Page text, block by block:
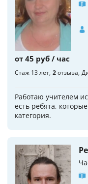
от 45 руб / час
Стаж 13 лет 2отзыва
Работаю учителем
есть ребята,
категория.